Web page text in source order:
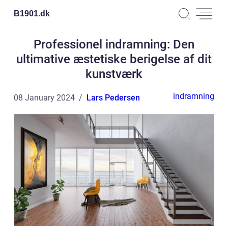
B1901.dk
Professionel indramning: Den
ultimative æstetiske berigelse af dit
kunstværk
08 January 2024 Lars Pedersen indramning